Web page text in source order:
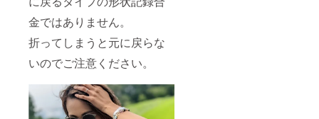
金ではありません。
折ってしまうと元に戻らな
いのでご注意ください。